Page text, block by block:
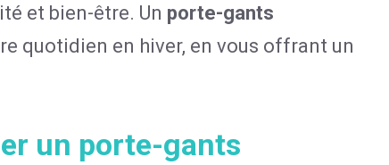
et bien-être. Un porte-gants
quotidien en hiver, en vous offrant un
un porte-gants